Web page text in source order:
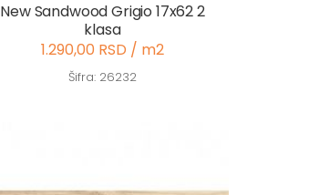
New Sandwood Grigio 17x62 2
klasa
1.290,00 RSD / m2
Šifra: 26232